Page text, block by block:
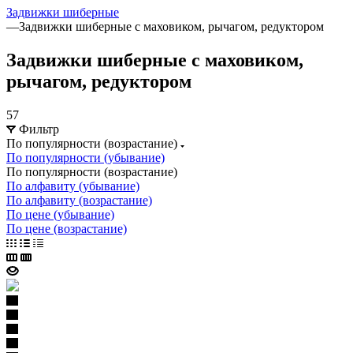
Задвижки шиберные
—Задвижки шиберные с маховиком, рычагом, редуктором
Задвижки шиберные с маховиком,
рычагом, редуктором
57
Фильтр
По популярности (возрастание)
По популярности (убывание)
По популярности (возрастание)
По алфавиту (убывание)
По алфавиту (возрастание)
По цене (убывание)
По цене (возрастание)